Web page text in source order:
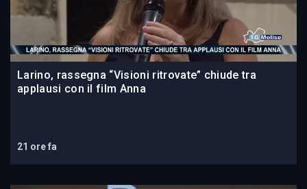
Larino, rassegna “Visioni ritrovate” chiude tra
applausi con il film Anna
21 ore fa